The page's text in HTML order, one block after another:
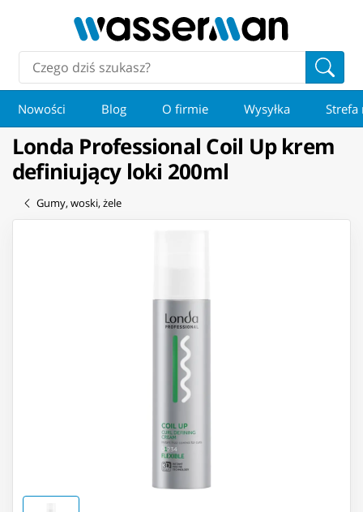
Nowości Blog O firmie Wysyłka Strefa
Londa Professional Coil Up krem
definiujący loki 200ml
Gumy, woski, żele